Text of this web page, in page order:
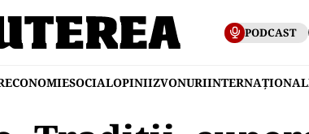
PODCAST
ECONOMIESOCIALOPINIIZVONURIINTERNAȚIONAL